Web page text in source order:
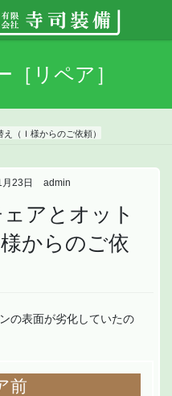
［リペア］
（Ｉ様からのご依頼）
23日 admin
アとオット
からのご依
の表面が劣化していたの
前